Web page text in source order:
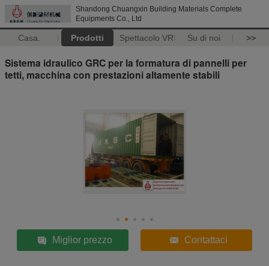
Shandong Chuangxin Building Materials Complete
Equipments Co., Ltd
Casa. Prodotti Spettacolo VR Su di noi >>
Sistema idraulico GRC per la formatura di pannelli per
tetti, macchina con prestazioni altamente stabili
Miglior prezzo Contattaci